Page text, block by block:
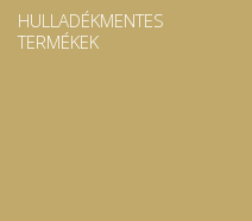
HULLADÉKMENTES
TERMÉKEK